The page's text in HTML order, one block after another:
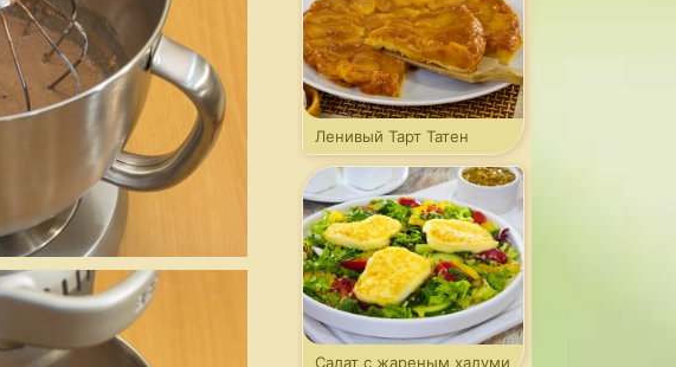
Ленивый Тарт Татен
Салат с жареным халуми